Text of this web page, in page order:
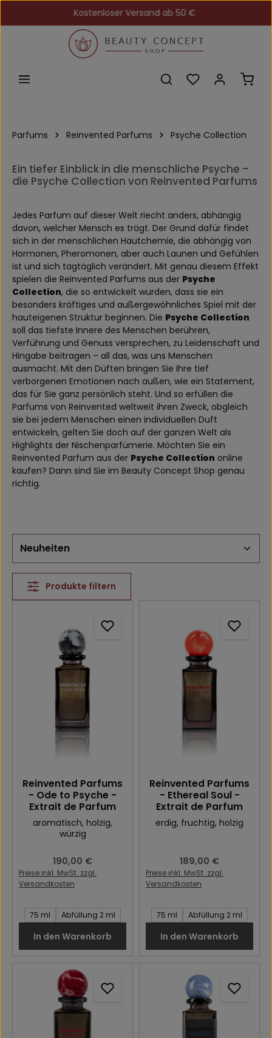
Zum Hauptinhalt springenKostenloser Versand ab 50 €
Du hast 0
Parfums Reinvented Parfums Psyche Collection
Ein tiefer Einblick in die menschliche Psyche –
die Psyche Collection von Reinvented Parfums
Jedes Parfum auf dieser Welt riecht anders, abhängig
davon, welcher Mensch es trägt. Der Grund dafür findet
sich in der menschlichen Hautchemie, die abhängig von
Hormonen, Pheromonen, aber auch Launen und Gefühlen
ist und sich tagtäglich verändert. Mit genau diesem Effekt
spielen die Reinvented Parfums aus der Psyche
Collection, die so entwickelt wurden, dass sie ein
besonders kräftiges und außergewöhnliches Spiel mit der
hauteigenen Struktur beginnen. Die Psyche Collection
soll das tiefste Innere des Menschen berühren,
Verführung und Genuss versprechen, zu Leidenschaft und
Hingabe beitragen – all das, was uns Menschen
ausmacht. Mit den Düften bringen Sie Ihre tief
verborgenen Emotionen nach außen, wie ein Statement,
das für Sie ganz persönlich steht. Und so erfüllen die
Parfums von Reinvented weltweit ihren Zweck, obgleich
sie bei jedem Menschen einen individuellen Duft
entwickeln, gelten Sie doch auf der ganzen Welt als
Highlights der Nischenparfümerie. Möchten Sie ein
Reinvented Parfum aus der Psyche Collection online
kaufen? Dann sind Sie im Beauty Concept Shop genau
richtig.
Produkte filtern
Reinvented Parfums
- Ode to Psyche -
Extrait de Parfum
aromatisch, holzig,
würzig
Regulärer Preis:
190,00 €
Preise inkl. MwSt. zzgl.
Versandkosten
Inhalt des Artikel:
75 ml Abfüllung 2 ml
In den Warenkorb
Reinvented Parfums
- Ethereal Soul -
Extrait de Parfum
erdig, fruchtig, holzig
Regulärer Preis:
189,00 €
Preise inkl. MwSt. zzgl.
Versandkosten
Inhalt des Artikel:
75 ml Abfüllung 2 ml
In den Warenkorb